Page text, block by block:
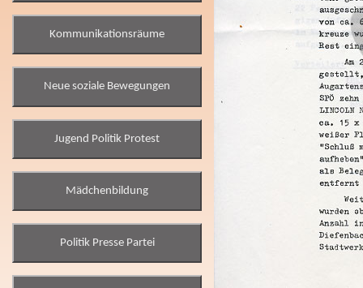
Kommunikationsräume
Neue soziale Bewegungen
Jugend Politik Protest
Mädchenbildung
Politik Presse Partei